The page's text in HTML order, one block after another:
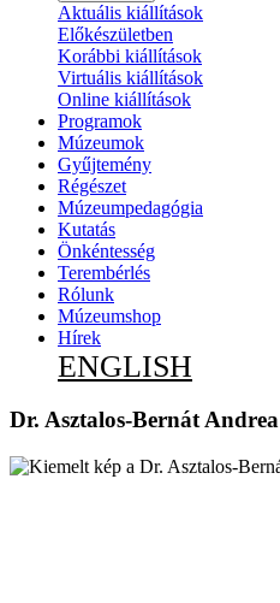
Aktuális kiállítások
Előkészületben
Korábbi kiállítások
Virtuális kiállítások
Online kiállítások
Programok
Múzeumok
Gyűjtemény
Régészet
Múzeumpedagógia
Kutatás
Önkéntesség
Terembérlés
Rólunk
Múzeumshop
Hírek
ENGLISH
Dr. Asztalos-Bernát Andrea